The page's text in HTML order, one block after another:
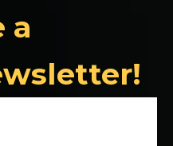
a